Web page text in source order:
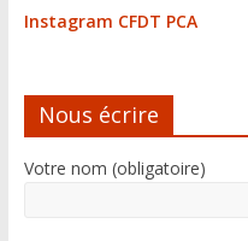
Instagram CFDT PCA
Nous écrire
Votre nom (obligatoire)